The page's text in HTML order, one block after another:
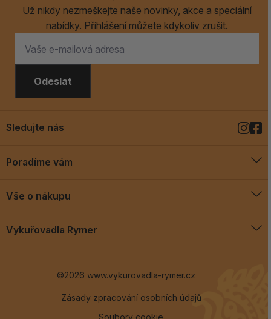
Už nikdy nezmeškejte naše novinky, akce a speciální
nabídky. Přihlášení můžete kdykoliv zrušit.
Odeslat
Poradíme vám
Blog
Vše o nákupu
Vykuřovadla Rymer
Sledujte nás
©2026 www.vykurovadla-rymer.cz
Zásady zpracování osobních údajů